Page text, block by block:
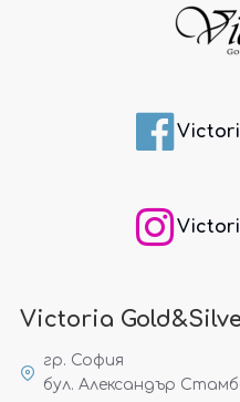
Victoria
гр. София
бул. Александър